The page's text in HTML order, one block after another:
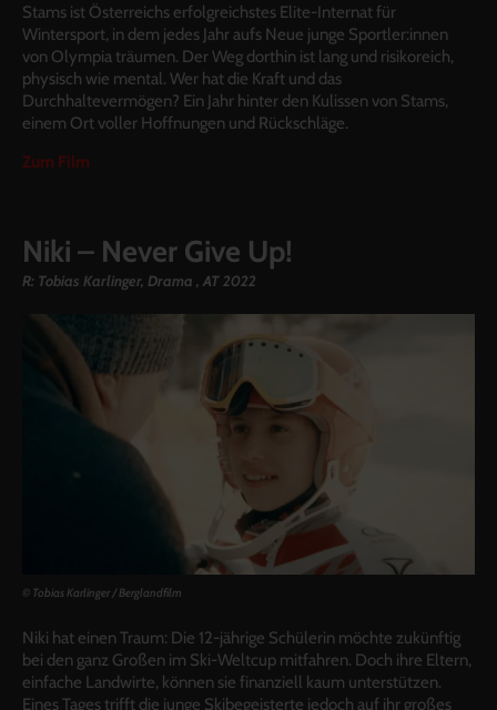
Stams ist Österreichs erfolgreichstes Elite-Internat für
Wintersport, in dem jedes Jahr aufs Neue junge Sportler:innen
von Olympia träumen. Der Weg dorthin ist lang und risikoreich,
physisch wie mental. Wer hat die Kraft und das
Durchhaltevermögen? Ein Jahr hinter den Kulissen von Stams,
einem Ort voller Hoffnungen und Rückschläge.
Zum Film
Niki – Never Give Up!
R: Tobias Karlinger, Drama , AT 2022
© Tobias Karlinger / Berglandfilm
Niki hat einen Traum: Die 12-jährige Schülerin möchte zukünftig
bei den ganz Großen im Ski-Weltcup mitfahren. Doch ihre Eltern,
einfache Landwirte, können sie finanziell kaum unterstützen.
Eines Tages trifft die junge Skibegeisterte jedoch auf ihr großes